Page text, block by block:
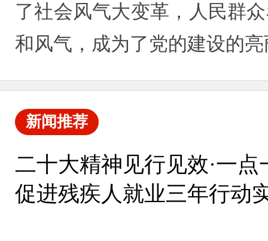
了社会风气大变革，人民群
和风气，成为了党的建设的
新闻推荐
二十大精神见行见效·一
促进残疾人就业三年行动